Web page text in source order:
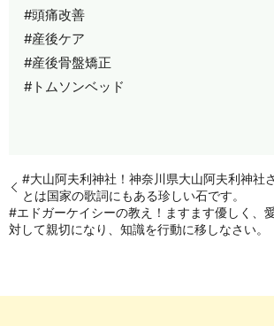
#頭痛改善
#産後ケア
#産後骨盤矯正
#トムソンベッド
#大山阿夫利神社！神奈川県大山阿夫利神社
とは国家の歌詞にもある珍しい石です。
#エドガーケイシーの教え！ますます優しく、
対して親切になり、知識を行動に移しなさい。